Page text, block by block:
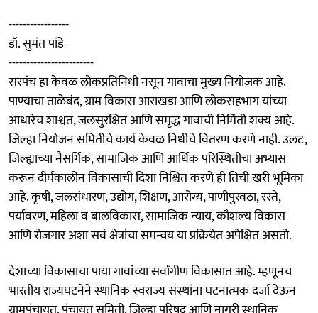
-----------------
डॉ. सुमंत पांडे
------------------------
सरपंच हा केवळ लोकप्रतिनिधी नसून गावाचा मुख्य नियोजक आहे.
पाण्याचा ताळेबंद, ग्राम विकास आराखडा आणि लोकसहभाग यांच्या
आधारेच शाश्वत, जलसुरक्षित आणि समृद्ध गावाची निर्मिती शक्य आहे.
जिल्हा नियोजन समितीचे कार्य केवळ निधीचे वितरण करणे नाही. उलट,
जिल्ह्याच्या नैसर्गिक, सामाजिक आणि आर्थिक परिस्थितीचा अभ्यास
करून दीर्घकालीन विकासाची दिशा निश्चित करणे ही तिची खरी भूमिका
आहे. कृषी, जलसंधारण, उद्योग, शिक्षण, आरोग्य, पाणीपुरवठा, रस्ते,
पर्यावरण, महिला व बालविकास, सामाजिक न्याय, कौशल्य विकास
आणि रोजगार अशा सर्व क्षेत्रांचा समन्वय या प्रक्रियेत अपेक्षित असतो.
देशाच्या विकासाचा पाया गावांच्या सर्वांगीण विकासात आहे. म्हणूनच
भारतीय राज्यघटनेने स्थानिक स्वराज्य संस्थांना घटनात्मक दर्जा देऊन